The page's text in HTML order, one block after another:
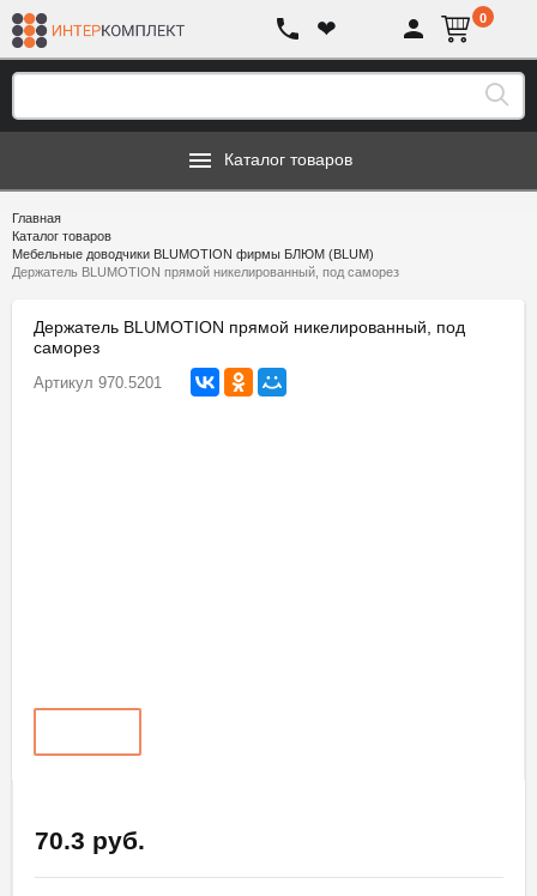
❤ 0
Каталог товаров
Главная
Каталог товаров
Мебельные доводчики BLUMOTION фирмы БЛЮМ (BLUM)
Держатель BLUMOTION прямой никелированный, под саморез
Держатель BLUMOTION прямой никелированный, под
саморез
Артикул 970.5201
70.3 руб.